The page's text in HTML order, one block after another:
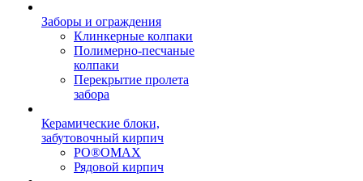
Заборы и ограждения
Клинкерные колпаки
Полимерно-песчаные
колпаки
Перекрытие пролета
забора
Керамические блоки,
забутовочный кирпич
PO®OMAX
Рядовой кирпич